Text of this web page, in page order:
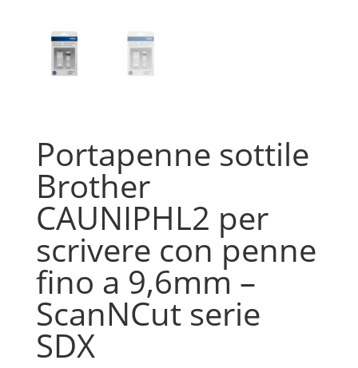
Portapenne sottile
Brother
CAUNIPHL2 per
scrivere con penne
fino a 9,6mm –
ScanNCut serie
SDX